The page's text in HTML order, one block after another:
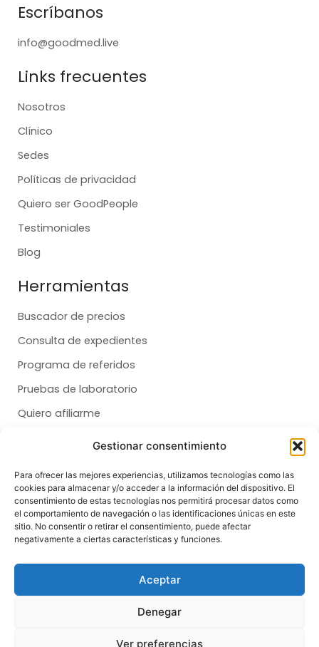
Gestionar consentimiento
Para ofrecer las mejores experiencias, utilizamos tecnologías como las
cookies para almacenar y/o acceder a la información del dispositivo. El
consentimiento de estas tecnologías nos permitirá procesar datos como
el comportamiento de navegación o las identificaciones únicas en este
sitio. No consentir o retirar el consentimiento, puede afectar
negativamente a ciertas características y funciones.
Aceptar
Denegar
Ver preferencias
Escríbanos
info@goodmed.live
Links frecuentes
Nosotros
Clínico
Sedes
Políticas de privacidad
Quiero ser GoodPeople
Testimoniales
Blog
Herramientas
Buscador de precios
Consulta de expedientes
Programa de referidos
Pruebas de laboratorio
Quiero afiliarme
Dental
Salud
Síganos
c
k
s